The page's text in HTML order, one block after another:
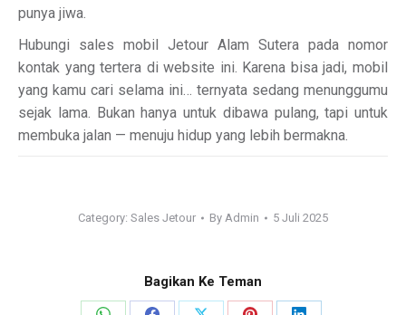
punya jiwa.
Hubungi sales mobil Jetour Alam Sutera pada nomor
kontak yang tertera di website ini. Karena bisa jadi, mobil
yang kamu cari selama ini… ternyata sedang menunggumu
sejak lama. Bukan hanya untuk dibawa pulang, tapi untuk
membuka jalan — menuju hidup yang lebih bermakna.
Category: Sales Jetour By Admin 5 Juli 2025
Bagikan Ke Teman